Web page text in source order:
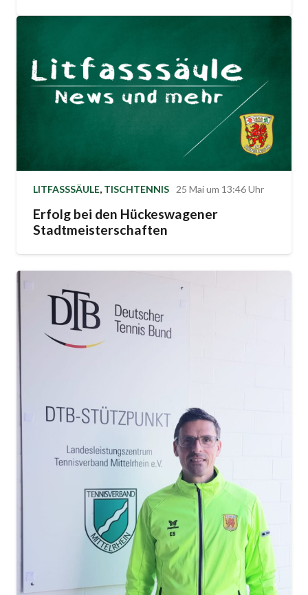
LITFASSSÄULE, TISCHTENNIS 25 Mai um 13:46 Uhr
Erfolg bei den Hückeswagener
Stadtmeisterschaften